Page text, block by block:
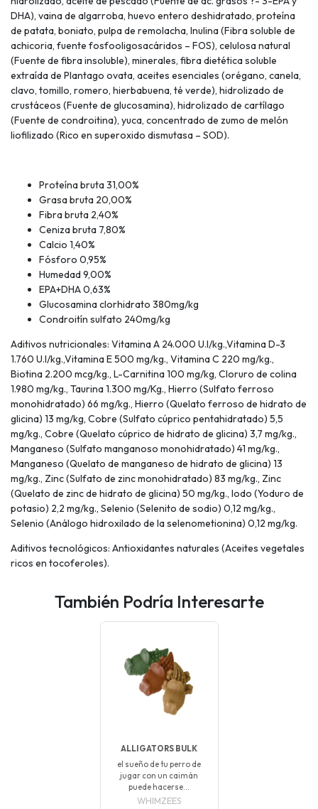
DHA), vaina de algarroba, huevo entero deshidratado, proteína
de patata, boniato, pulpa de remolacha, Inulina (Fibra soluble de
achicoria, fuente fosfooligosacáridos – FOS), celulosa natural
(Fuente de fibra insoluble), minerales, fibra dietética soluble
extraída de Plantago ovata, aceites esenciales (orégano, canela,
clavo, tomillo, romero, hierbabuena, té verde), hidrolizado de
crustáceos (Fuente de glucosamina), hidrolizado de cartílago
(Fuente de condroitina), yuca, concentrado de zumo de melón
liofilizado (Rico en superoxido dismutasa – SOD).
Proteína bruta 31,00%
Grasa bruta 20,00%
Fibra bruta 2,40%
Ceniza bruta 7,80%
Calcio 1,40%
Fósforo 0,95%
Humedad 9,00%
EPA+DHA 0,63%
Glucosamina clorhidrato 380mg/kg
Condroitín sulfato 240mg/kg
Aditivos nutricionales: Vitamina A 24.000 U.I/kg.,Vitamina D-3
1.760 U.I/kg.,Vitamina E 500 mg/kg., Vitamina C 220 mg/kg.,
Biotina 2.200 mcg/kg., L-Carnitina 100 mg/kg, Cloruro de colina
1.980 mg/kg., Taurina 1.300 mg/Kg., Hierro (Sulfato ferroso
monohidratado) 66 mg/kg., Hierro (Quelato ferroso de hidrato de
glicina) 13 mg/kg, Cobre (Sulfato cúprico pentahidratado) 5,5
mg/kg., Cobre (Quelato cúprico de hidrato de glicina) 3,7 mg/kg.,
Manganeso (Sulfato manganoso monohidratado) 41 mg/kg.,
Manganeso (Quelato de manganeso de hidrato de glicina) 13
mg/kg., Zinc (Sulfato de zinc monohidratado) 83 mg/kg., Zinc
(Quelato de zinc de hidrato de glicina) 50 mg/kg., Iodo (Yoduro de
potasio) 2,2 mg/kg., Selenio (Selenito de sodio) 0,12 mg/kg.,
Selenio (Análogo hidroxilado de la selenometionina) 0,12 mg/kg.
Aditivos tecnológicos: Antioxidantes naturales (Aceites vegetales
ricos en tocoferoles).
También Podría Interesarte
ALLIGATORS BULK
el sueño de tu perro de
jugar con un caimán
puede hacerse...
WHIMZEES